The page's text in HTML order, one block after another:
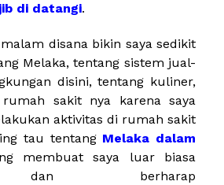
di datangi.
disana bikin saya sedikit
Melaka, tentang sistem jual-
disini, tentang kuliner,
sakit nya karena saya
aktivitas di rumah sakit
tau tentang Melaka dalam
membuat saya luar biasa
dan berharap